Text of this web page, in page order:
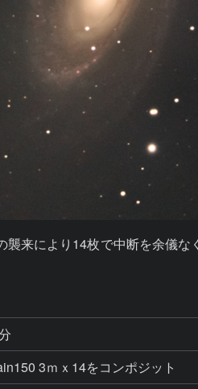
来により14枚で中断を余儀
3ｍｘ14をコンポジット